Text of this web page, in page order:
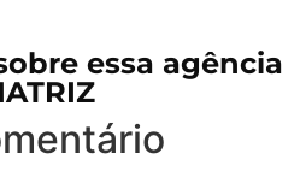
essa agência